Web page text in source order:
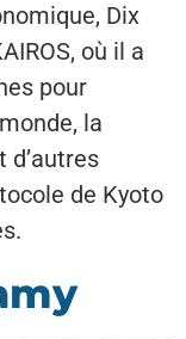
Dix
où il a
pour
la
de Kyoto